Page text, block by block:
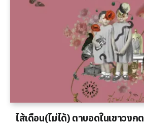
ไส้เดือน(ไม่ได้) ตาบอดในเขาวงกต